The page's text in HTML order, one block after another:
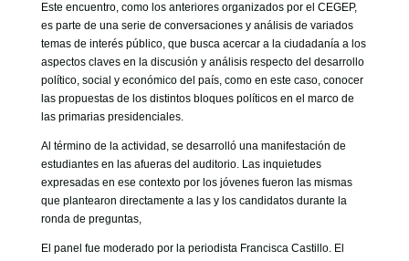
Este encuentro, como los anteriores organizados por el CEGEP,
es parte de una serie de conversaciones y análisis de variados
temas de interés público, que busca acercar a la ciudadanía a los
aspectos claves en la discusión y análisis respecto del desarrollo
político, social y económico del país, como en este caso, conocer
las propuestas de los distintos bloques políticos en el marco de
las primarias presidenciales.
Al término de la actividad, se desarrolló una manifestación de
estudiantes en las afueras del auditorio. Las inquietudes
expresadas en ese contexto por los jóvenes fueron las mismas
que plantearon directamente a las y los candidatos durante la
ronda de preguntas,
El panel fue moderado por la periodista Francisca Castillo. El